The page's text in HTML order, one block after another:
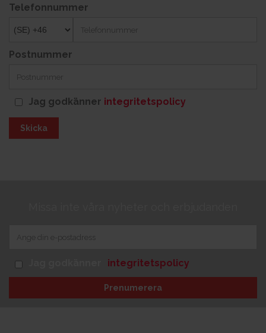
Telefonnummer
Postnummer
Jag godkänner integritetspolicy
Skicka
integritetspolicy
Prenumerera